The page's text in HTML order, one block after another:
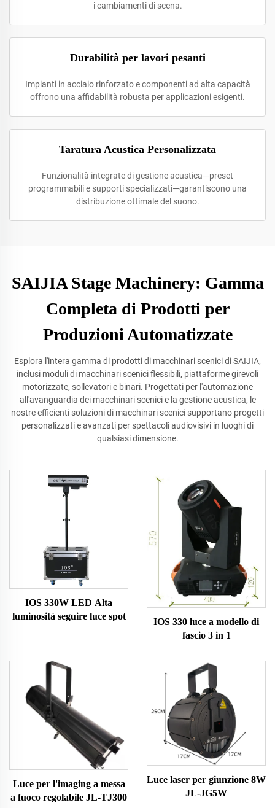
i cambiamenti di scena.
Durabilità per lavori pesanti
Impianti in acciaio rinforzato e componenti ad alta capacità
offrono una affidabilità robusta per applicazioni esigenti.
Taratura Acustica Personalizzata
Funzionalità integrate di gestione acustica—preset
programmabili e supporti specializzati—garantiscono una
distribuzione ottimale del suono.
SAIJIA Stage Machinery: Gamma
Completa di Prodotti per
Produzioni Automatizzate
Esplora l'intera gamma di prodotti di macchinari scenici di SAIJIA,
inclusi moduli di macchinari scenici flessibili, piattaforme girevoli
motorizzate, sollevatori e binari. Progettati per l'automazione
all'avanguardia dei macchinari scenici e la gestione acustica, le
nostre efficienti soluzioni di macchinari scenici supportano progetti
personalizzati e avanzati per spettacoli audiovisivi in luoghi di
qualsiasi dimensione.
IOS 330W LED Alta
luminosità seguire luce spot
IOS 330 luce a modello di
fascio 3 in 1
Luce per l'imaging a messa
a fuoco regolabile JL-TJ300
Luce laser per giunzione 8W
JL-JG5W